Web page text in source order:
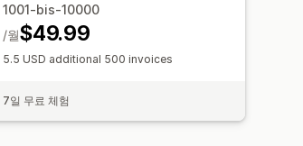
1001-bis-10000
$49.99
/월
5.5 USD additional 500 invoices
7일 무료 체험